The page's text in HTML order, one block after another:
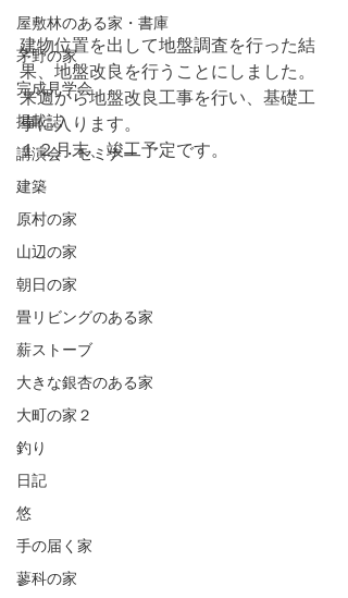
屋敷林のある家・書庫
茅野の家
完成見学会
掲載誌
講演会・セミナー
建築
原村の家
山辺の家
朝日の家
畳リビングのある家
薪ストーブ
大きな銀杏のある家
大町の家２
釣り
日記
悠
手の届く家
蓼科の家
建物位置を出して地盤調査を行った結
果、地盤改良を行うことにしました。
来週から地盤改良工事を行い、基礎工
事に入ります。
１２月末、竣工予定です。